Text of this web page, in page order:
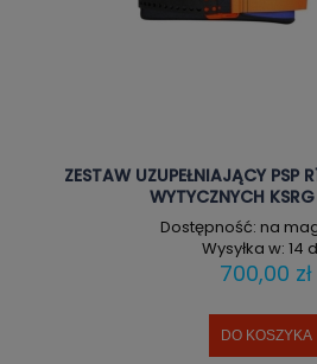
ZESTAW UZUPEŁNIAJĄCY PSP
WYTYCZNYCH
Dostępność: na
Wysyłka w: 14
700,00 zł
DO KOSZYKA